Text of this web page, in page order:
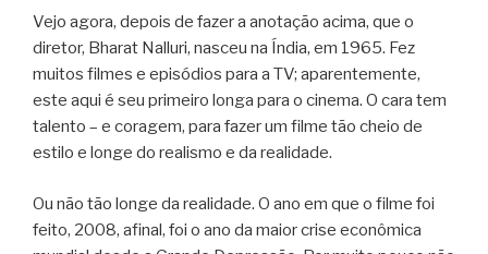
Vejo agora, depois de fazer a anotação acima, que o
diretor, Bharat Nalluri, nasceu na Índia, em 1965. Fez
muitos filmes e episódios para a TV; aparentemente,
este aqui é seu primeiro longa para o cinema. O cara tem
talento – e coragem, para fazer um filme tão cheio de
estilo e longe do realismo e da realidade.
Ou não tão longe da realidade. O ano em que o filme foi
feito, 2008, afinal, foi o ano da maior crise econômica